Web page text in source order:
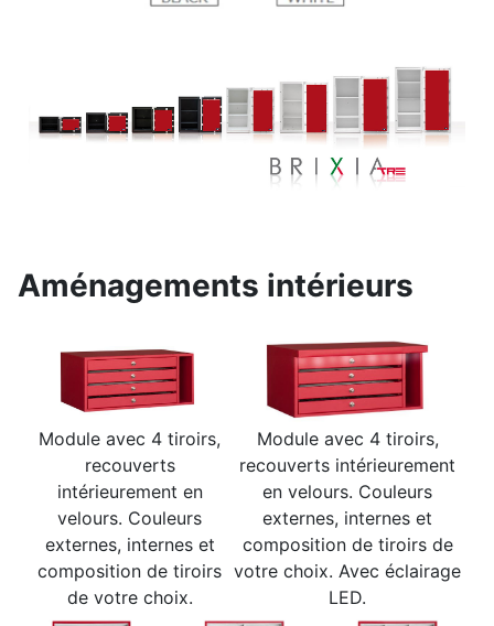
Aménagements intérieurs
Module avec 4 tiroirs,
recouverts
intérieurement en
velours. Couleurs
externes, internes et
composition de tiroirs
de votre choix.
Module avec 4 tiroirs,
recouverts intérieurement
en velours. Couleurs
externes, internes et
composition de tiroirs de
votre choix. Avec éclairage
LED.